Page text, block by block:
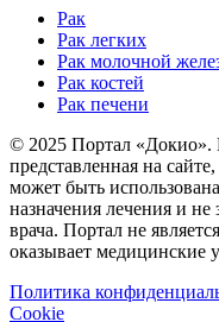
Рак
Рак легких
Рак молочной
Рак костей
Рак печени
© 2025 Портал «Докио».
представленная на
может быть
назначения лечения и
врача. Портал не
оказывает медицинские
Политика
Cookie